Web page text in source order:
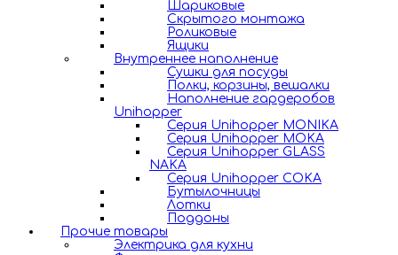
Шариковые
Скрытого монтажа
Роликовые
Ящики
Внутреннее наполнение
Сушки для посуды
Полки, корзины, вешалки
Наполнение гардеробов
Unihopper
Серия Unihopper MONIKA
Серия Unihopper MOKA
Серия Unihopper GLASS
NAKA
Серия Unihopper COKA
Бутылочницы
Лотки
Поддоны
Прочие товары
Электрика для кухни